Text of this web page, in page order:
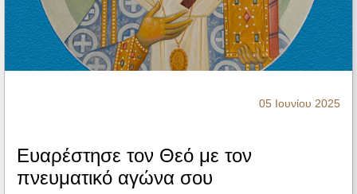
Ηχητικά
05 Ιουνίου 2025
Ευαρέστησε τον Θεό με τον
πνευματικό αγώνα σου